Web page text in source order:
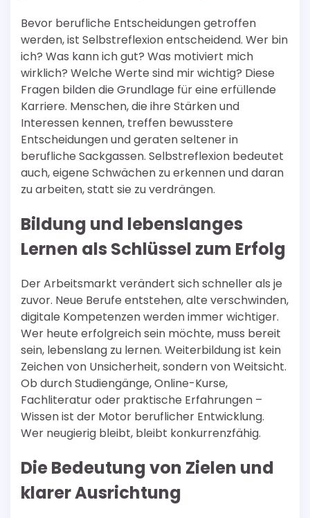
Bevor berufliche Entscheidungen getroffen
werden, ist Selbstreflexion entscheidend. Wer bin
ich? Was kann ich gut? Was motiviert mich
wirklich? Welche Werte sind mir wichtig? Diese
Fragen bilden die Grundlage für eine erfüllende
Karriere. Menschen, die ihre Stärken und
Interessen kennen, treffen bewusstere
Entscheidungen und geraten seltener in
berufliche Sackgassen. Selbstreflexion bedeutet
auch, eigene Schwächen zu erkennen und daran
zu arbeiten, statt sie zu verdrängen.
Bildung und lebenslanges
Lernen als Schlüssel zum Erfolg
Der Arbeitsmarkt verändert sich schneller als je
zuvor. Neue Berufe entstehen, alte verschwinden,
digitale Kompetenzen werden immer wichtiger.
Wer heute erfolgreich sein möchte, muss bereit
sein, lebenslang zu lernen. Weiterbildung ist kein
Zeichen von Unsicherheit, sondern von Weitsicht.
Ob durch Studiengänge, Online-Kurse,
Fachliteratur oder praktische Erfahrungen –
Wissen ist der Motor beruflicher Entwicklung.
Wer neugierig bleibt, bleibt konkurrenzfähig.
Die Bedeutung von Zielen und
klarer Ausrichtung